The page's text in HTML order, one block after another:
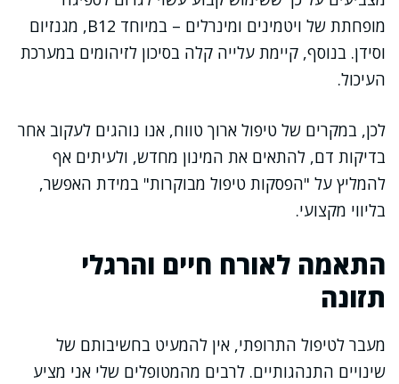
מופחתת של ויטמינים ומינרלים – במיוחד B12, מגנזיום
וסידן. בנוסף, קיימת עלייה קלה בסיכון לזיהומים במערכת
העיכול.
לכן, במקרים של טיפול ארוך טווח, אנו נוהגים לעקוב אחר
בדיקות דם, להתאים את המינון מחדש, ולעיתים אף
להמליץ על "הפסקות טיפול מבוקרות" במידת האפשר,
בליווי מקצועי.
התאמה לאורח חיים והרגלי
תזונה
מעבר לטיפול התרופתי, אין להמעיט בחשיבותם של
שינויים התנהגותיים. לרבים מהמטופלים שלי אני מציע